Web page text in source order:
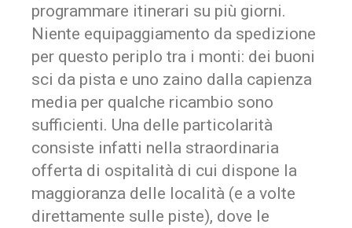
programmare itinerari su più giorni.
Niente equipaggiamento da spedizione
per questo periplo tra i monti: dei buoni
sci da pista e uno zaino dalla capienza
media per qualche ricambio sono
sufficienti. Una delle particolarità
consiste infatti nella straordinaria
offerta di ospitalità di cui dispone la
maggioranza delle località (e a volte
direttamente sulle piste), dove le